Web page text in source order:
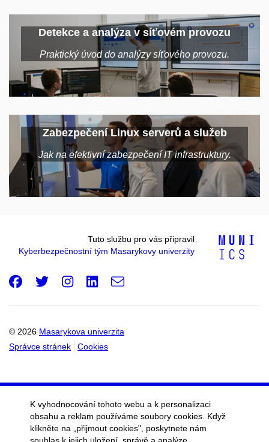
Detekce a analýza v síťovém provozu
Praktický úvod do analýzy síťového provozu.
Zabezpečení Linux serverů a služeb
Jak na efektivní zabezpečení IT infrastruktury.
Tuto službu pro vás připravil
Kyberbezpečnostní tým Masarykovy univerzity
© 2026 Masarykova univerzita
Správce stránek
Cookies
Facebook
Twitter
Instagram
LinkedIn
e-
K vyhodnocování tohoto webu a k personalizaci
obsahu a reklam používáme soubory cookies. Když
klikněte na „přijmout cookies", poskytnete nám